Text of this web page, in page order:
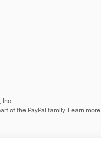
Inc.
of the PayPal family. Learn more